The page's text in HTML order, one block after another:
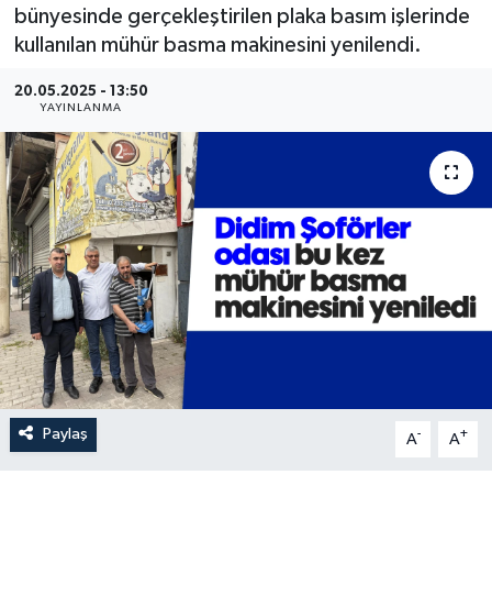
bünyesinde gerçekleştirilen plaka basım işlerinde
kullanılan mühür basma makinesini yenilendi.
20.05.2025 - 13:50
YAYINLANMA
Paylaş A- A+
Eğitim
Kültür Sanat
Spor
Tüm Manşetler
Son Dakika Haberleri
Haber Arşivi